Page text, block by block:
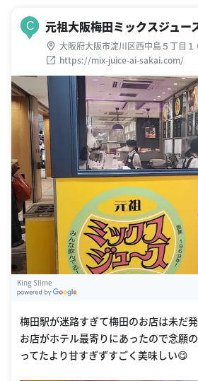
C 元祖大阪梅田ミックスジュー
大阪府大阪市淀川区西中島５丁目１
https://mix-juice-ai-sakai.com/
King Slime
梅田駅が迷路すぎて梅田のお店は未だ
お店がホテル最寄りにあったので念願
ってたより甘すぎずすごく美味しい😋